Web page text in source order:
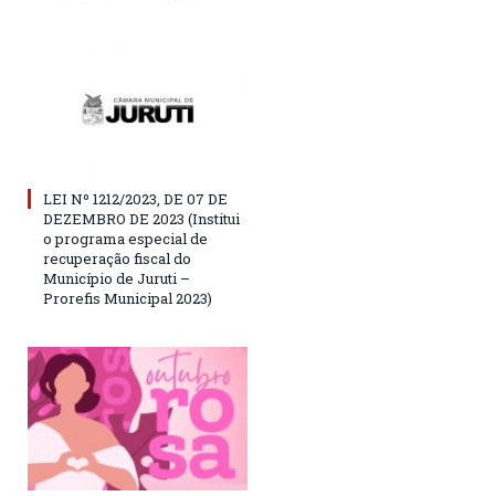
LEI Nº 1212/2023, DE 07 DE
DEZEMBRO DE 2023 (Institui
o programa especial de
recuperação fiscal do
Município de Juruti –
Prorefis Municipal 2023)